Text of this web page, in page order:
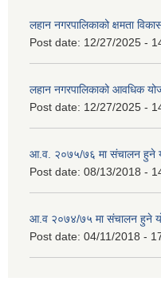
लहान नगरपालिकाको क्षमता
Post date: 12/27/2025 -
लहान नगरपालिकाको आवधिक
Post date: 12/27/2025 -
आ.व. २०७५/७६ मा संचालन हुने
Post date: 08/13/2018 -
आ.व २०७४/७५ मा संचालन हुने
Post date: 04/11/2018 -